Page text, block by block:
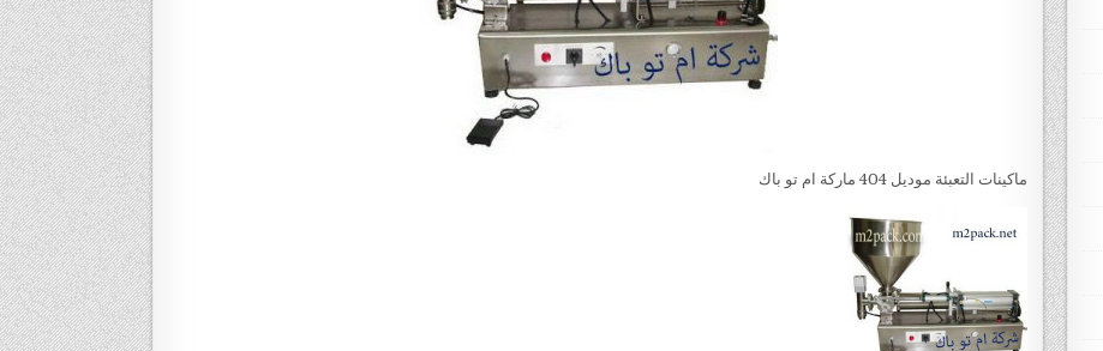
ماكينات التعبئة موديل 404 ماركة ام تو باك